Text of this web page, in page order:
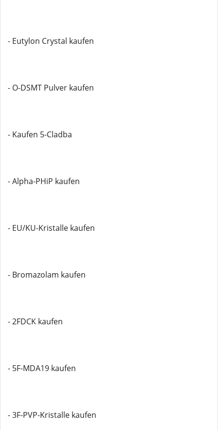
- Eutylon Crystal kaufen
- O-DSMT Pulver kaufen
- Kaufen 5-Cladba
- Alpha-PHiP kaufen
- EU/KU-Kristalle kaufen
- Bromazolam kaufen
- 2FDCK kaufen
- 5F-MDA19 kaufen
- 3F-PVP-Kristalle kaufen